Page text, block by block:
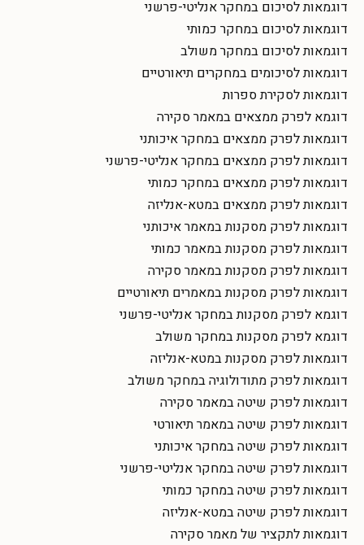
דוגמאות לסיכום במחקר אנליטי-פרשני
דוגמאות לסיכום במחקר כמותי
דוגמאות לסיכום במחקר משולב
דוגמאות לסיכומים במחקרים תיאורטיים
דוגמאות לסקירת ספרות
דוגמא לפרק ממצאים במאמר סקירה
דוגמאות לפרק ממצאים במחקר איכותני
דוגמאות לפרק ממצאים במחקר אנליטי-פרשני
דוגמאות לפרק ממצאים במחקר כמותי
דוגמאות לפרק ממצאים במטא-אנליזה
דוגמאות לפרק מסקנות במאמר איכותני
דוגמאות לפרק מסקנות במאמר כמותי
דוגמאות לפרק מסקנות במאמר סקירה
דוגמאות לפרק מסקנות במאמרים תיאורטיים
דוגמא לפרק מסקנות במחקר אנליטי-פרשני
דוגמא לפרק מסקנות במחקר משולב
דוגמאות לפרק מסקנות במטא-אנליזה
דוגמאות לפרק מתודולוגיה במחקר משולב
דוגמאות לפרק שיטה במאמר סקירה
דוגמאות לפרק שיטה במאמר תיאורטי
דוגמאות לפרק שיטה במחקר איכותני
דוגמאות לפרק שיטה במחקר אנליטי-פרשני
דוגמאות לפרק שיטה במחקר כמותי
דוגמאות לפרק שיטה במטא-אנליזה
דוגמאות לתקציר של מאמר סקירה